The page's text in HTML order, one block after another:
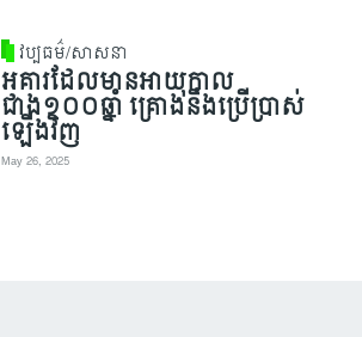
វប្បធម៌/សាសនា
អគារដែលមានអាយុកាល
ជាង១០០ឆ្នាំ គ្រោងនឹងប្រើប្រាស់
ឡើងវិញ
May 26, 2025